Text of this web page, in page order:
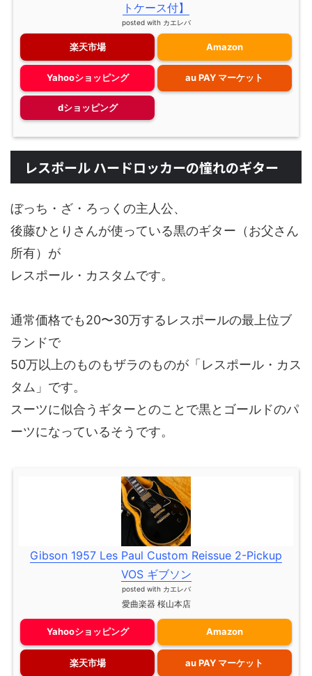
トケース付】
posted with カエレバ
楽天市場 Amazon
Yahooショッピング au PAY マーケット
dショッピング
レスポール ハードロッカーの憧れのギター
ぼっち・ざ・ろっくの主人公、
後藤ひとりさんが使っている黒のギター（お父さん
所有）が
レスポール・カスタムです。
通常価格でも20〜30万するレスポールの最上位ブ
ランドで
50万以上のものもザラのものが「レスポール・カス
タム」です。
スーツに似合うギターとのことで黒とゴールドのパ
ーツになっているそうです。
Gibson 1957 Les Paul Custom Reissue 2-Pickup
VOS ギブソン
posted with カエレバ
愛曲楽器 桜山本店
Yahooショッピング Amazon
楽天市場 au PAY マーケット